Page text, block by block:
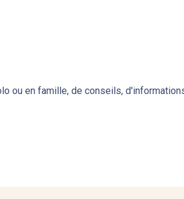
ou en famille, de conseils,